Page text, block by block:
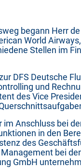
begann Herr
World
Stellen im
DFS Deutsche
und
des Vice
Anschluss bei
in den
des
bei
GmbH